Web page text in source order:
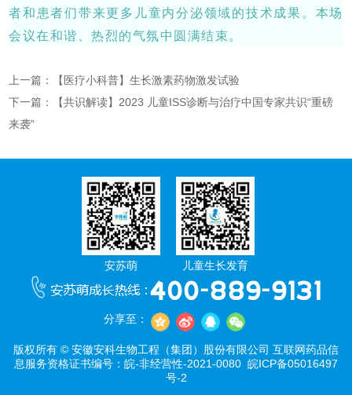
者和患者们带来更多儿童内分泌领域的技术成果。本场
会议在和谐、热烈的气氛中圆满结束。
上一篇：【医疗小科普】生长激素药物激发试验
下一篇：【共识解读】2023 儿童ISS诊断与治疗中国专家共识“重磅
来袭”
安苏萌 儿童生长发育
分享至：
版权所有 © 安徽安科生物工程（集团）股份有限公司 互联网药品信
息服务资格证书编号：皖-非经营性-2021-0080 皖ICP备05016497
号-2